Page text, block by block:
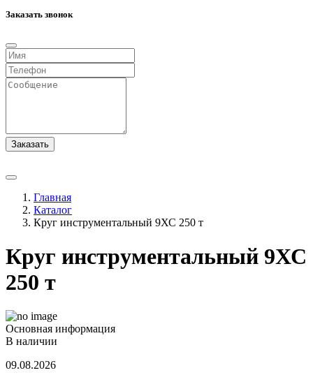
Заказать звонок
Заказать
Главная
Каталог
Круг инструментальный 9ХС 250 т
Круг инструментальный 9ХС
250 т
Основная информация
В наличии
09.08.2026